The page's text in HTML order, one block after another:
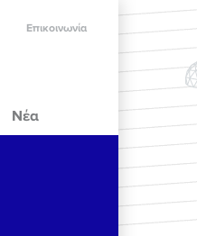
Επικοινωνία
Νέα